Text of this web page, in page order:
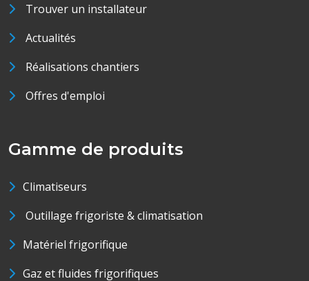
Trouver un installateur
Actualités
Réalisations chantiers
Offres d'emploi
Gamme de produits
Climatiseurs
Outillage frigoriste & climatisation
Matériel frigorifique
Gaz et fluides frigorifiques